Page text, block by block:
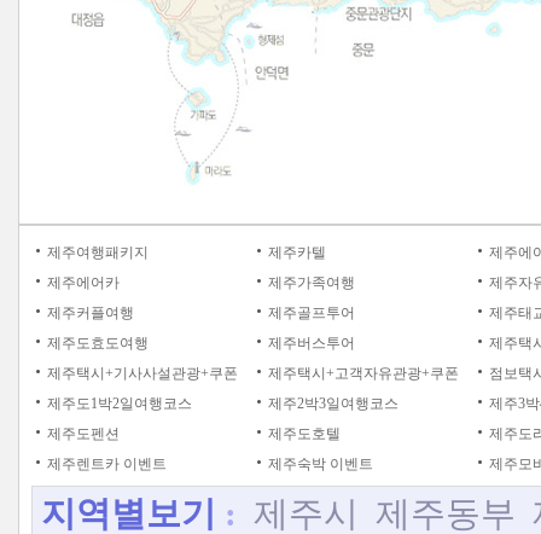
제주여행패키지 제주카텔
제주에
제주에어카
제주가족여행
제주자
제주커플여행
제주골프투어
제주태
제주도효도여행
제주버스투어
제주택
제주택시+기사사설관광+쿠폰
제주택시+고객자유관광+쿠폰
점보택
제주도1박2일여행코스
제주2박3일여행코스
제주3
제주도펜션
제주도호텔
제주도
제주렌트카 이벤트
제주숙박 이벤트 제주모
지역별보기 : 제주시 제주동부